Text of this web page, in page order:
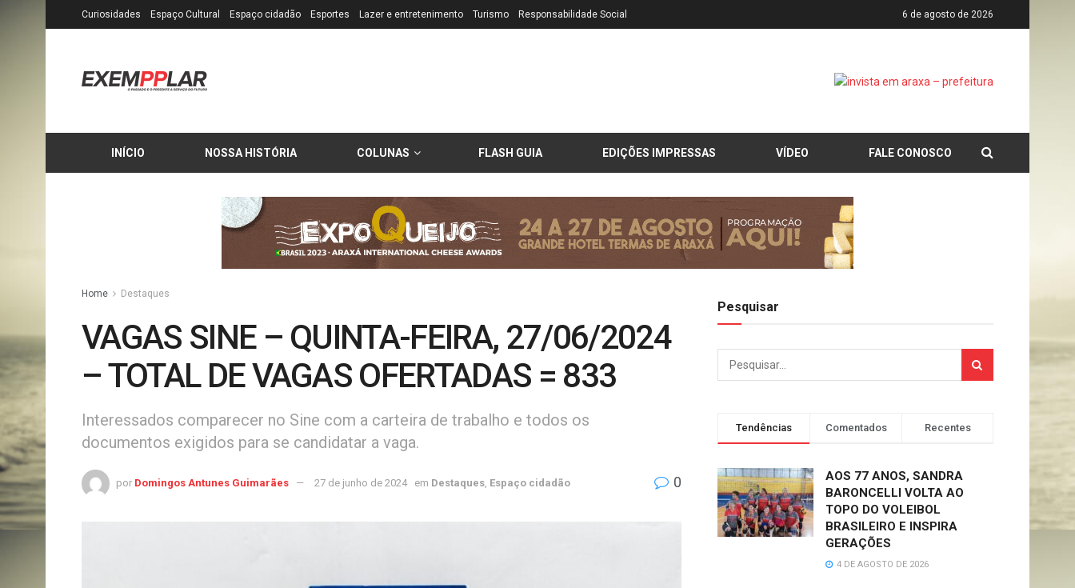
Curiosidades Espaço Cultural Espaço cidadão Esportes Lazer e entretenimento Turismo Responsabilidade Social 6 de agosto de 2026
INÍCIO NOSSA HISTÓRIA COLUNAS FLASH GUIA EDIÇÕES IMPRESSAS VÍDEO FALE CONOSCO
Home Destaques
VAGAS SINE – QUINTA-FEIRA, 27/06/2024
– TOTAL DE VAGAS OFERTADAS = 833
Interessados comparecer no Sine com a carteira de trabalho e todos os
documentos exigidos para se candidatar a vaga.
por Domingos Antunes Guimarães 27 de junho de 2024 em Destaques Espaço cidadão 0
Pesquisar
Tendências Comentados Recentes
AOS 77 ANOS, SANDRA
BARONCELLI VOLTA AO
TOPO DO VOLEIBOL
BRASILEIRO E INSPIRA
GERAÇÕES
4 DE AGOSTO DE 2026